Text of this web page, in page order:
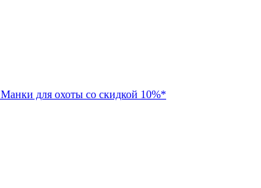
Манки для охоты со скидкой 10%*